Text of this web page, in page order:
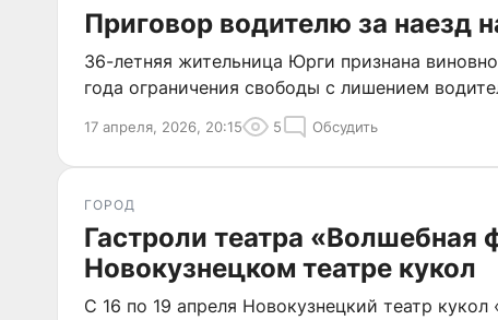
Приговор водителю за наезд
36-летняя жительница Юрги признана
года ограничения свободы с лишением
17 апреля, 2026, 20:15 5 Обсудить
ГОРОД
Гастроли театра «Волшебная
Новокузнецком театре кукол
С 16 по 19 апреля Новокузнецкий театр